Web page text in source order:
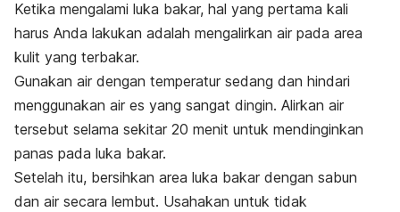
Ketika mengalami luka bakar, hal yang pertama kali
harus Anda lakukan adalah mengalirkan air pada area
kulit yang terbakar.
Gunakan air dengan temperatur sedang dan hindari
menggunakan air es yang sangat dingin. Alirkan air
tersebut selama sekitar 20 menit untuk mendinginkan
panas pada luka bakar.
Setelah itu, bersihkan area luka bakar dengan sabun
dan air secara lembut. Usahakan untuk tidak